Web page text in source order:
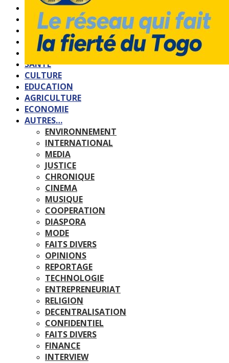
ACCUEIL
QUI SOMMES-NOUS?
POLITIQUE
SOCIETE
SPORTS
SANTE
CULTURE
EDUCATION
AGRICULTURE
ECONOMIE
AUTRES…
ENVIRONNEMENT
INTERNATIONAL
MEDIA
JUSTICE
CHRONIQUE
CINEMA
MUSIQUE
COOPERATION
DIASPORA
MODE
FAITS DIVERS
OPINIONS
REPORTAGE
TECHNOLOGIE
ENTREPRENEURIAT
RELIGION
DECENTRALISATION
CONFIDENTIEL
FAITS DIVERS
FINANCE
INTERVIEW